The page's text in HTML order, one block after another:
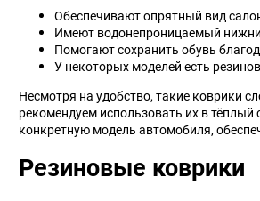
Land Rover
MG
Maybach Mercedes-
Mitsubishi Mitsuoka
Packard
Обеспечивают опрятный вид
Имеют водонепроницаемый
Помогают сохранить обувь
У некоторых моделей есть
Несмотря на удобство, такие коврики
рекомендуем использовать их в
конкретную модель автомобиля,
Резиновые коврики